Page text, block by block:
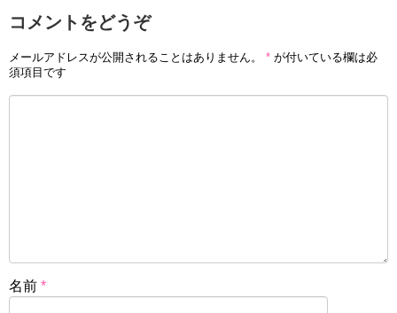
コメントをどうぞ
メールアドレスが公開されることはありません。 * が付いている欄は必
須項目です
名前 *